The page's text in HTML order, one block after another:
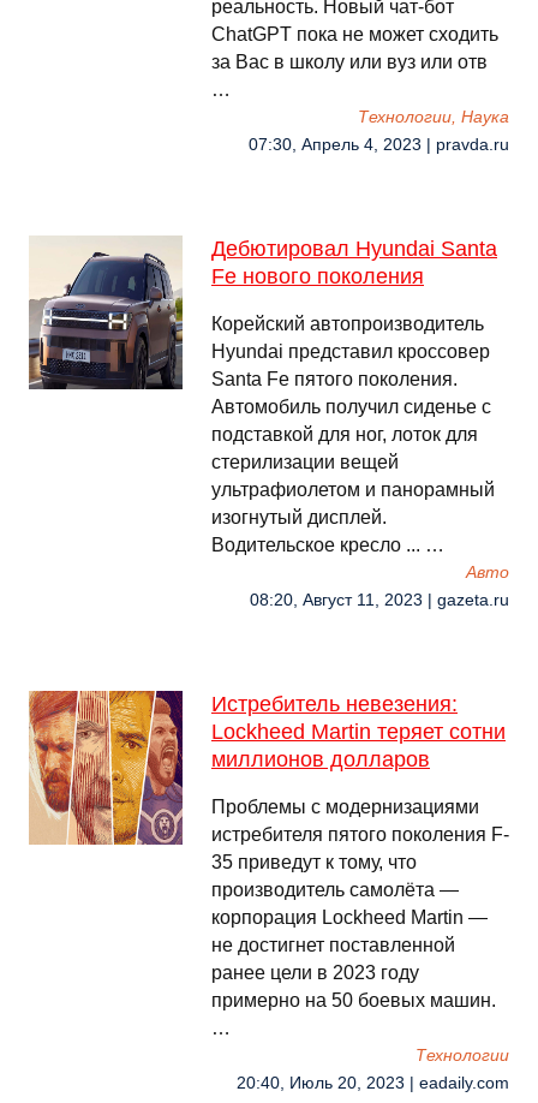
реальность. Новый чат-бот
ChatGPT пока не может сходить
за Вас в школу или вуз или отв
…
Технологии, Наука
07:30, Апрель 4, 2023 | pravda.ru
Дебютировал Hyundai Santa
Fe нового поколения
Корейский автопроизводитель
Hyundai представил кроссовер
Santa Fe пятого поколения.
Автомобиль получил сиденье с
подставкой для ног, лоток для
стерилизации вещей
ультрафиолетом и панорамный
изогнутый дисплей.
Водительское кресло ... …
Авто
08:20, Август 11, 2023 | gazeta.ru
Истребитель невезения:
Lockheed Martin теряет сотни
миллионов долларов
Проблемы с модернизациями
истребителя пятого поколения F-
35 приведут к тому, что
производитель самолëта —
корпорация Lockheed Martin —
не достигнет поставленной
ранее цели в 2023 году
примерно на 50 боевых машин.
…
Технологии
20:40, Июль 20, 2023 | eadaily.com